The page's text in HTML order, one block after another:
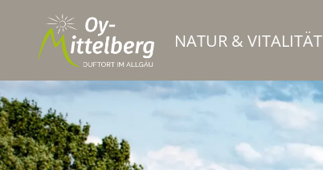
NATUR & VITALITÄT